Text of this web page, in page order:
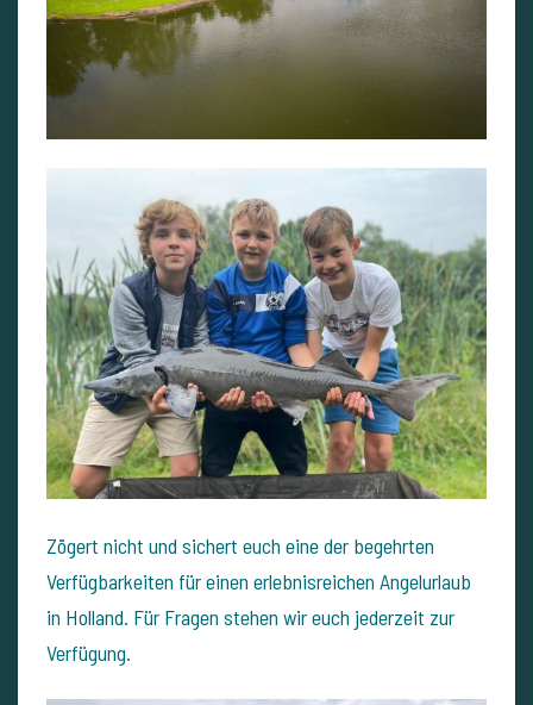
Zögert nicht und sichert euch eine der begehrten
Verfügbarkeiten für einen erlebnisreichen Angelurlaub
in Holland. Für Fragen stehen wir euch jederzeit zur
Verfügung.